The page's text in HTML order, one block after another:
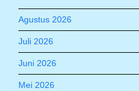
Agustus 2026
Juli 2026
Juni 2026
Mei 2026